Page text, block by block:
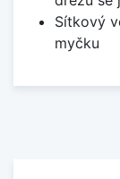
Sítkový
myčku